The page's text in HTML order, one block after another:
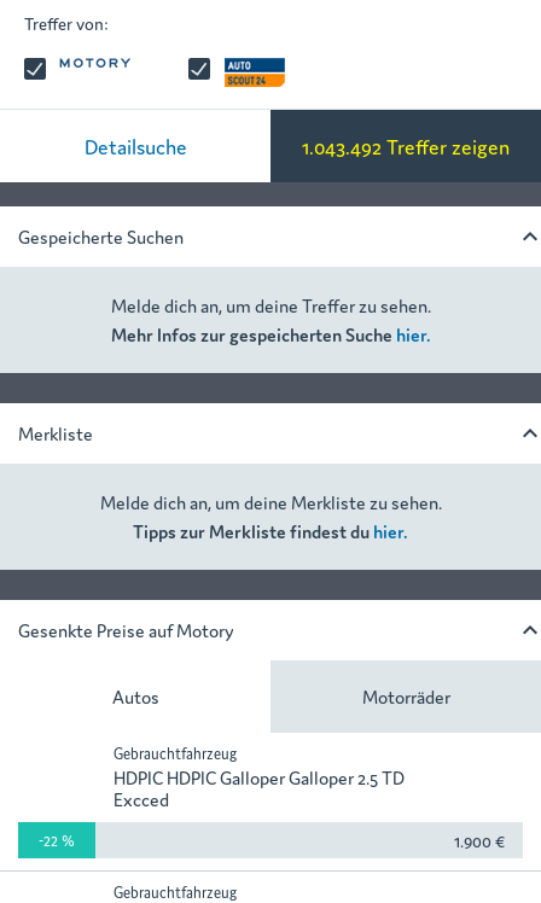
Treffer von:
Detailsuche 1.043.492 Treffer zeigen
Gespeicherte Suchen
Melde dich an, um deine Treffer zu sehen.
Mehr Infos zur gespeicherten Suche hier.
Merkliste
Melde dich an, um deine Merkliste zu sehen.
Tipps zur Merkliste findest du hier.
Gesenkte Preise auf Motory
Autos Motorräder
-22 %
Gebrauchtfahrzeug
HDPIC HDPIC Galloper Galloper 2.5 TD
Excced
1.900 €
Gebrauchtfahrzeug